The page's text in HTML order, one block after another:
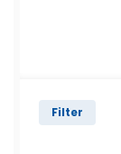
Filter